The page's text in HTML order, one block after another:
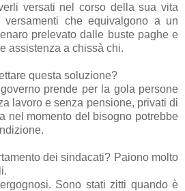
versati nel corso della sua vita
versamenti che equivalgono a un
prelevato dalle buste paghe e
assistenza a chissà chi.
questa soluzione?
prende per la gola persone
lavoro e senza pensione, privati di
nel momento del bisogno potrebbe
dei sindacati? Paiono molto
Sono stati zitti quando è